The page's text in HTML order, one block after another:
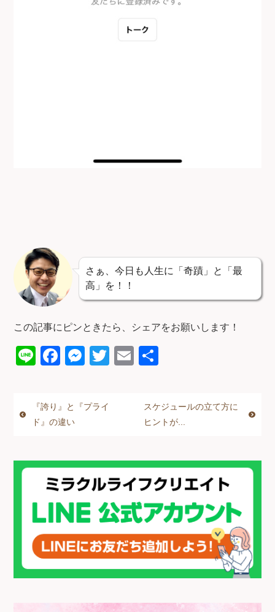
さぁ、今日も人生に「奇蹟」と「最
高」を！！
この記事にピンときたら、シェアをお願いします！
Li
F
e
o
k
M
e
er
T
E
『誇り』と『プライ
ド』の違い
スケジュールの立て方に
ヒントが...